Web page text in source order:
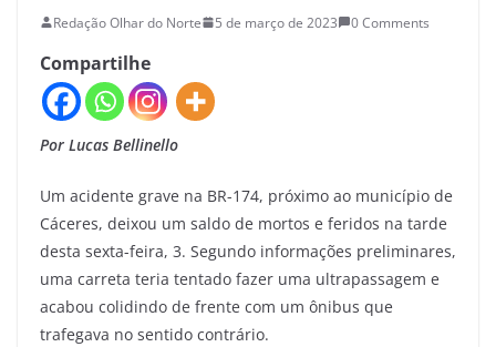
Redação Olhar do Norte 5 de março de 2023 0 Comments
Compartilhe
Por Lucas Bellinello
Um acidente grave na BR-174, próximo ao município de
Cáceres, deixou um saldo de mortos e feridos na tarde
desta sexta-feira, 3. Segundo informações preliminares,
uma carreta teria tentado fazer uma ultrapassagem e
acabou colidindo de frente com um ônibus que
trafegava no sentido contrário.